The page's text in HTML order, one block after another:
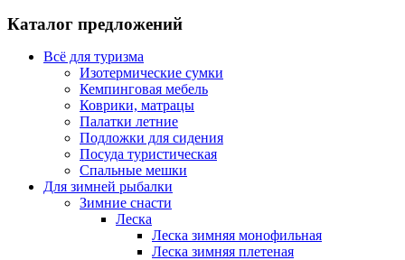
Каталог предложений
Всё для туризма
Изотермические сумки
Кемпинговая мебель
Коврики, матрацы
Палатки летние
Подложки для сидения
Посуда туристическая
Спальные мешки
Для зимней рыбалки
Зимние снасти
Леска
Леска зимняя монофильная
Леска зимняя плетеная